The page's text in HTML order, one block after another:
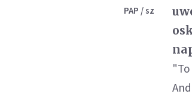
PAP / sz